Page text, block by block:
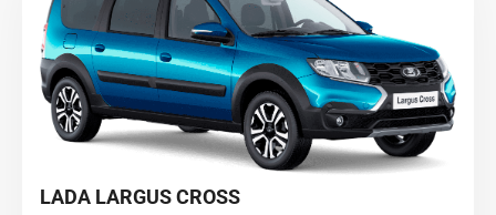
LADA LARGUS CROSS